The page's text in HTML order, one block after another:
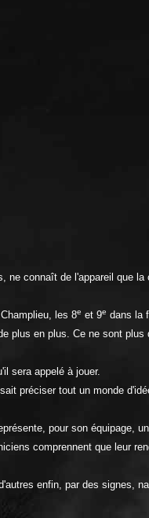
ne connaît de l'appareil que la
les 8e et 9e dans la
plus en plus. Ce ne sont
sera appelé à jouer.
préciser tout un monde
pour son équipage,
comprennent que leur
enfin, par des signes,